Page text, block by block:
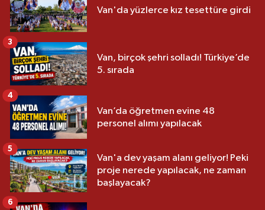
Van'da yüzlerce kız tesettüre girdi
Van, birçok şehri solladı! Türkiye’de
5. sırada
3
Van’da öğretmen evine 48
personel alımı yapılacak
4
Van'a dev yaşam alanı geliyor! Peki
proje nerede yapılacak, ne zaman
başlayacak?
5
6